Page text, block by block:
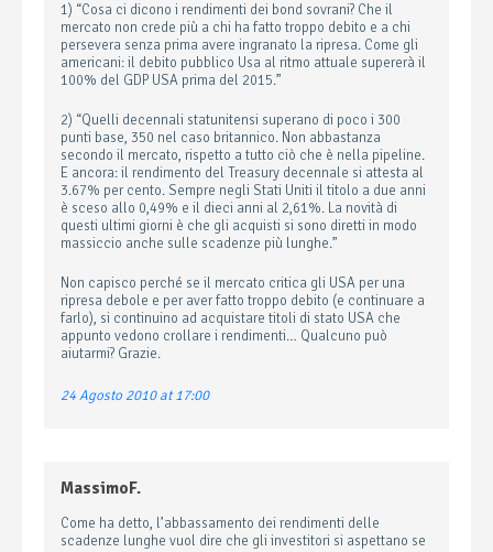
1) “Cosa ci dicono i rendimenti dei bond sovrani? Che il
mercato non crede più a chi ha fatto troppo debito e a chi
persevera senza prima avere ingranato la ripresa. Come gli
americani: il debito pubblico Usa al ritmo attuale supererà il
100% del GDP USA prima del 2015.”
2) “Quelli decennali statunitensi superano di poco i 300
punti base, 350 nel caso britannico. Non abbastanza
secondo il mercato, rispetto a tutto ciò che è nella pipeline.
E ancora: il rendimento del Treasury decennale si attesta al
3.67% per cento. Sempre negli Stati Uniti il titolo a due anni
è sceso allo 0,49% e il dieci anni al 2,61%. La novità di
questi ultimi giorni è che gli acquisti si sono diretti in modo
massiccio anche sulle scadenze più lunghe.”
Non capisco perché se il mercato critica gli USA per una
ripresa debole e per aver fatto troppo debito (e continuare a
farlo), si continuino ad acquistare titoli di stato USA che
appunto vedono crollare i rendimenti… Qualcuno può
aiutarmi? Grazie.
24 Agosto 2010 at 17:00
MassimoF.
Come ha detto, l’abbassamento dei rendimenti delle
scadenze lunghe vuol dire che gli investitori si aspettano se